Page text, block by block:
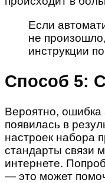
Если
не
инструкции
Способ 5:
Вероятно, ошибка
появилась в
настроек набора
стандарты связи
интернете.
— это может